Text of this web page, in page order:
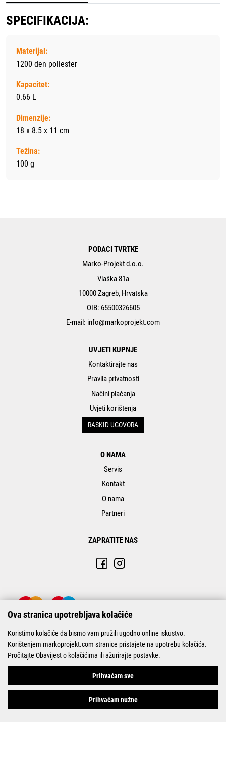
SPECIFIKACIJA:
Materijal:
1200 den poliester
Kapacitet:
0.66 L
Dimenzije:
18 x 8.5 x 11 cm
Težina:
100 g
PODACI TVRTKE
Marko-Projekt d.o.o.
Vlaška 81a
10000 Zagreb, Hrvatska
OIB: 65500326605
E-mail: info@markoprojekt.com
UVJETI KUPNJE
Kontaktirajte nas
Pravila privatnosti
Načini plaćanja
Uvjeti korištenja
RASKID UGOVORA
O NAMA
Servis
Kontakt
O nama
Partneri
ZAPRATITE NAS
© Marko-Projekt 2026
Ova stranica upotrebljava kolačiće
Koristimo kolačiće da bismo vam pružili ugodno online iskustvo.
Korištenjem markoprojekt.com stranice pristajete na upotrebu kolačića.
Pročitajte Obavijest o kolačićima iliažurirajte postavke.
Prihvaćam sve
Prihvaćam nužne